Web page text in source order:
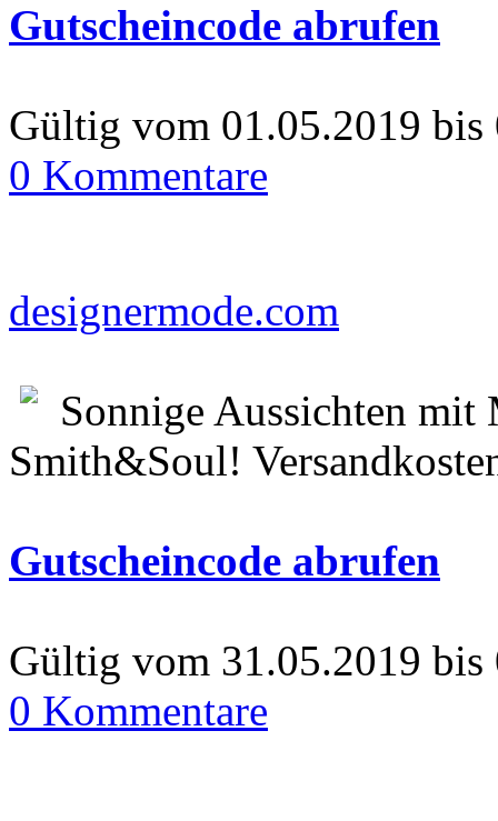
Gutscheincode abrufen
Gültig vom 01.05.2019 bis
0 Kommentare
designermode.com
Sonnige Aussichten
Smith&Soul!
Gutscheincode abrufen
Gültig vom 31.05.2019 bis
0 Kommentare